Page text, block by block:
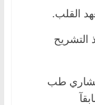
القلب.
التشريح
طب